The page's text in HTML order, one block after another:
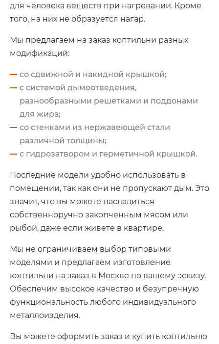
для человека веществ при нагревании. Кроме
того, на них не образуется нагар.
Мы предлагаем на заказ коптильни разных
модификаций:
cо сдвижной и накидной крышкой;
с системой дымоотведения,
разнообразными решетками и поддонами
для жира;
со стенками из нержавеющей стали
различной толщины;
с гидрозатвором и герметичной крышкой.
Последние модели удобно использовать в
помещении, так как они не пропускают дым. Это
значит, что вы можете насладиться
собственноручно закопченным мясом или
рыбой, даже если живете в квартире.
Мы не ограничиваем выбор типовыми
моделями и предлагаем изготовление
коптильни на заказ в Москве по вашему эскизу.
Обеспечим высокое качество и безупречную
функциональность любого индивидуального
металлоизделия.
Вы можете оформить заказ и купить коптильню